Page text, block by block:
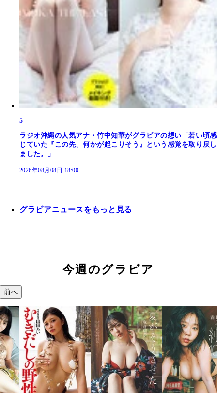
5
ラジオ沖縄の人気アナ・竹中知華がグラビアの想い「若い頃感
じていた『この先、何かが起こりそう』という感覚を取り戻し
ました。」
2026年08月08日 18:00
グラビアニュースをもっと見る
今週のグラビア
前へ
溝端 葵『もう
つの、あおい
で。』